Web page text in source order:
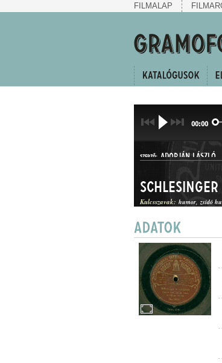
FILMALAP
00:00
SZERZŐ: ADORJÁN LÁSZLÓ
HUMOROS JELENET
Kulcsszavak: humor zsidó